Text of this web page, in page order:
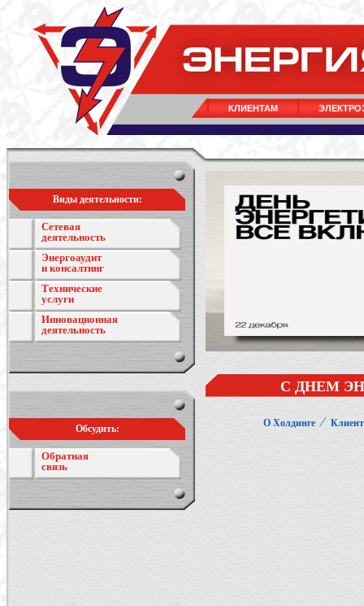
КЛИЕНТАМ
Виды деятельности:
Сетевая
деятельность
Энергоаудит
и консалтинг
Технические
услуги
Инновационная
деятельность
Обсудить:
Обратная
связь
С ДНЕМ
О Холдинге ⁄